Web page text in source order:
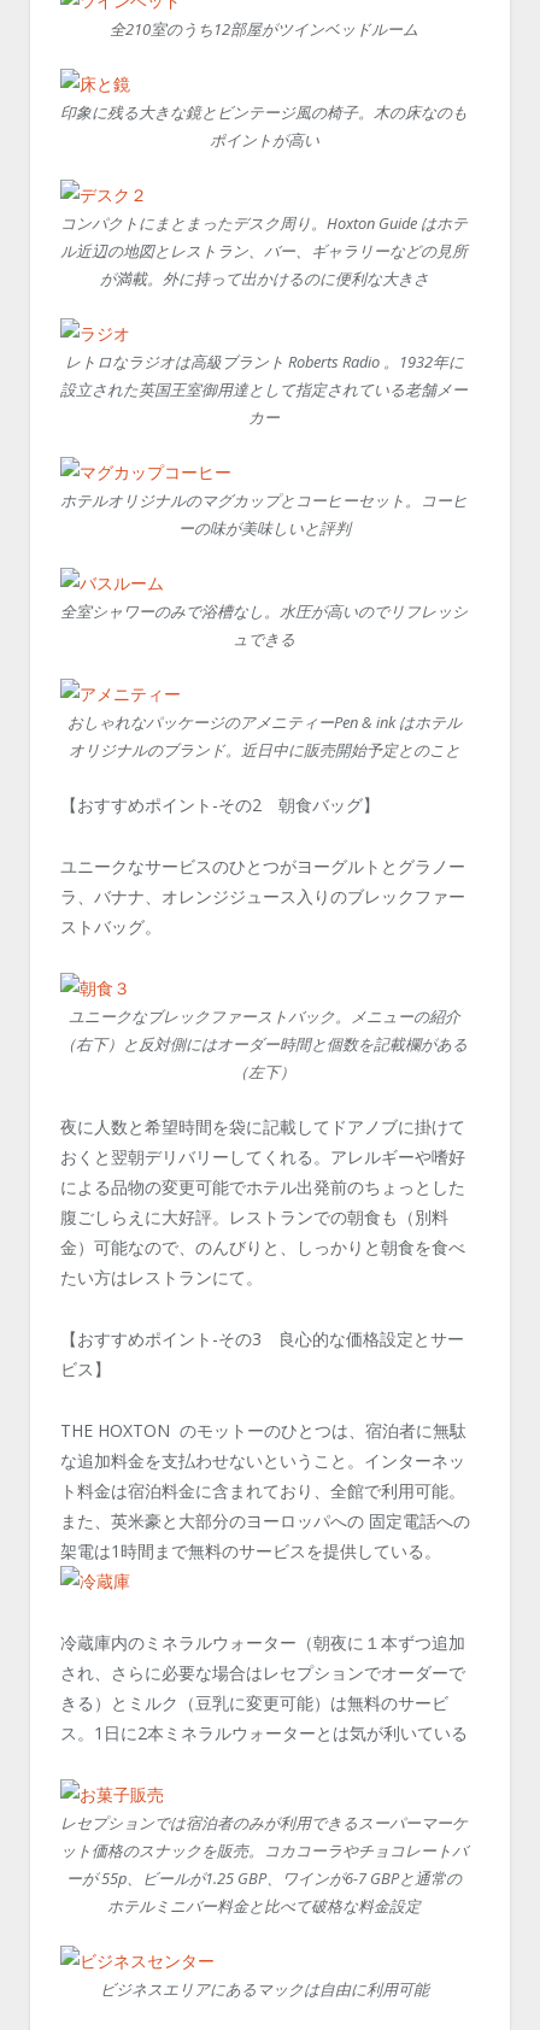
全210室のうち12部屋がツインベッドルーム
印象に残る大きな鏡とビンテージ風の椅子。木の床なのも
ポイントが高い
コンパクトにまとまったデスク周り。Hoxton Guide はホテ
ル近辺の地図とレストラン、バー、ギャラリーなどの見所
が満載。外に持って出かけるのに便利な大きさ
レトロなラジオは高級ブラント Roberts Radio 。1932年に
設立された英国王室御用達として指定されている老舗メー
カー
ホテルオリジナルのマグカップとコーヒーセット。コーヒ
ーの味が美味しいと評判
全室シャワーのみで浴槽なし。水圧が高いのでリフレッシ
ュできる
おしゃれなパッケージのアメニティーPen & ink はホテル
オリジナルのブランド。近日中に販売開始予定とのこと
【おすすめポイント-その2 朝食バッグ】
ユニークなサービスのひとつがヨーグルトとグラノー
ラ、バナナ、オレンジジュース入りのブレックファー
ストバッグ。
ユニークなブレックファーストバック。メニューの紹介
（右下）と反対側にはオーダー時間と個数を記載欄がある
（左下）
夜に人数と希望時間を袋に記載してドアノブに掛けて
おくと翌朝デリバリーしてくれる。アレルギーや嗜好
による品物の変更可能でホテル出発前のちょっとした
腹ごしらえに大好評。レストランでの朝食も（別料
金）可能なので、のんびりと、しっかりと朝食を食べ
たい方はレストランにて。
【おすすめポイント-その3 良心的な価格設定とサー
ビス】
THE HOXTON のモットーのひとつは、宿泊者に無駄
な追加料金を支払わせないということ。インターネッ
ト料金は宿泊料金に含まれており、全館で利用可能。
また、英米豪と大部分のヨーロッパへの 固定電話への
架電は1時間まで無料のサービスを提供している。
冷蔵庫内のミネラルウォーター（朝夜に１本ずつ追加
され、さらに必要な場合はレセプションでオーダーで
きる）とミルク（豆乳に変更可能）は無料のサービ
ス。1日に2本ミネラルウォーターとは気が利いている
レセプションでは宿泊者のみが利用できるスーパーマーケ
ット価格のスナックを販売。コカコーラやチョコレートバ
ーが 55p、ビールが1.25 GBP、ワインが6-7 GBPと通常の
ホテルミニバー料金と比べて破格な料金設定
ビジネスエリアにあるマックは自由に利用可能